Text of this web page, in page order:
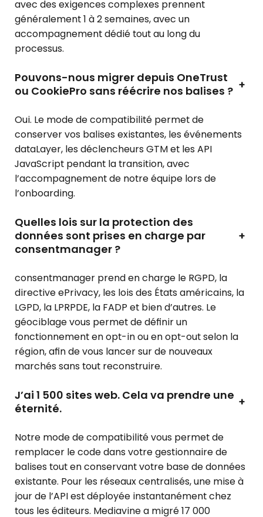
avec des exigences complexes prennent
généralement 1 à 2 semaines, avec un
accompagnement dédié tout au long du
processus.
Pouvons-nous migrer depuis OneTrust
ou CookiePro sans réécrire nos balises ? +
Oui. Le mode de compatibilité permet de
conserver vos balises existantes, les événements
dataLayer, les déclencheurs GTM et les API
JavaScript pendant la transition, avec
l’accompagnement de notre équipe lors de
l’onboarding.
Quelles lois sur la protection des
données sont prises en charge par
consentmanager ?
+
consentmanager prend en charge le RGPD, la
directive ePrivacy, les lois des États américains, la
LGPD, la LPRPDE, la FADP et bien d’autres. Le
géociblage vous permet de définir un
fonctionnement en opt-in ou en opt-out selon la
région, afin de vous lancer sur de nouveaux
marchés sans tout reconstruire.
J’ai 1 500 sites web. Cela va prendre une
éternité.
+
Notre mode de compatibilité vous permet de
remplacer le code dans votre gestionnaire de
balises tout en conservant votre base de données
existante. Pour les réseaux centralisés, une mise à
jour de l’API est déployée instantanément chez
tous les éditeurs. Mediavine a migré 17 000